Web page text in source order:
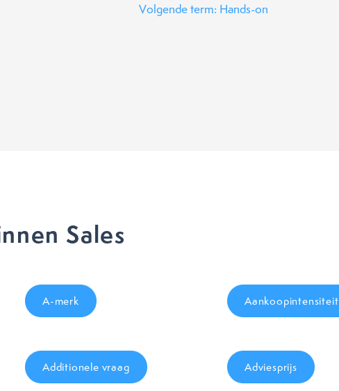
Volgende term: Hands-on
Sales
A-merk Aankoopintensiteit
Additionele vraag Adviesprijs